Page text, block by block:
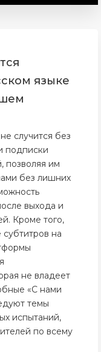
языке
случится без
подписки
позволяя им
без лишних
выхода и
Кроме того,
на
не владеет
«С нами
темы
испытаний,
по всему